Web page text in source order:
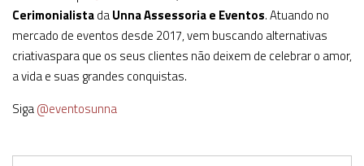
CerimonialistadaUnna Assessoria e Eventos. Atuando no
mercado de eventos desde 2017, vem buscando alternativas
criativaspara que os seus clientes não deixem de celebrar o amor,
a vida e suas grandes conquistas.
Siga@eventosunna